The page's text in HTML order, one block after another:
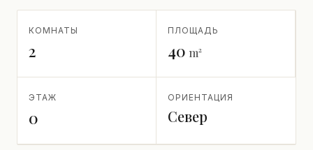
КОМНАТЫ
2
ПЛОЩАДЬ
40 m²
ЭТАЖ
0
ОРИЕНТАЦИЯ
Север